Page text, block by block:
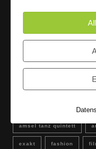
Es
5. Juli
Instagram
amsel tanz quintett
exakt fashion